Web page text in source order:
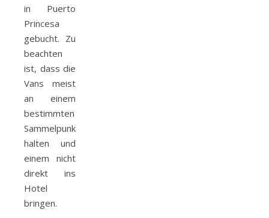
in Puerto
Princesa
gebucht. Zu
beachten
ist, dass die
Vans meist
an einem
bestimmten
Sammelpunkt
halten und
einem nicht
direkt ins
Hotel
bringen.